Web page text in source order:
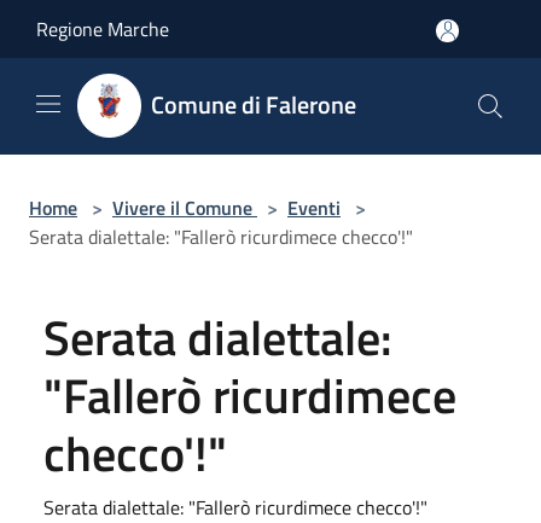
Regione Marche
Comune di Falerone
Home > Vivere il Comune > Eventi >
Serata dialettale: "Fallerò ricurdimece checco'!"
Serata dialettale:
"Fallerò ricurdimece
checco'!"
Serata dialettale: "Fallerò ricurdimece checco'!"